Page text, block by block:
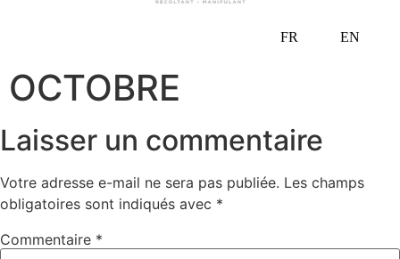
FR EN
OCTOBRE
Laisser un commentaire
Votre adresse e-mail ne sera pas publiée. Les champs
obligatoires sont indiqués avec *
Commentaire *